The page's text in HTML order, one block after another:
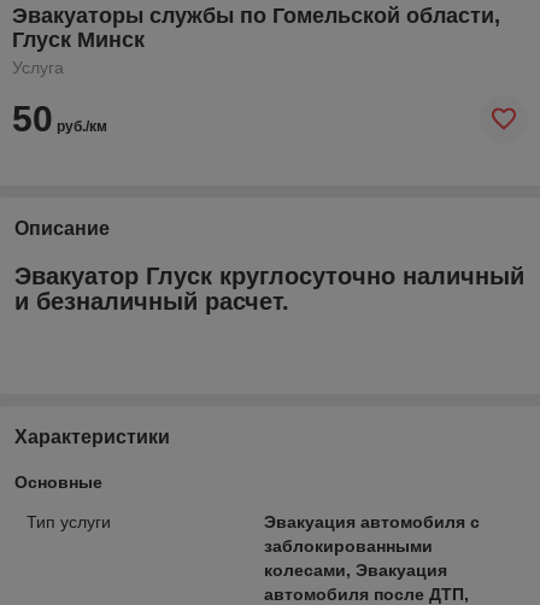
Эвакуаторы службы по Гомельской области,
Глуск Минск
Услуга
50 руб./км
Описание
Эвакуатор Глуск круглосуточно наличный
и безналичный расчет.
Характеристики
Основные
Тип услуги
Эвакуация автомобиля с
заблокированными
колесами, Эвакуация
автомобиля после ДТП,